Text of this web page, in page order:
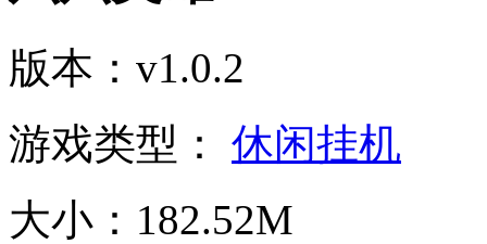
版本：v1.0.2
游戏类型： 休闲挂机
大小：182.52M